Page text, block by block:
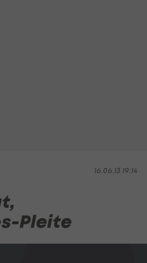
16.06.13 19:14
Pleite